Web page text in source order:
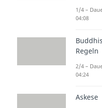
1/4 –
04:08
Regeln
2/4 –
04:24
Askese